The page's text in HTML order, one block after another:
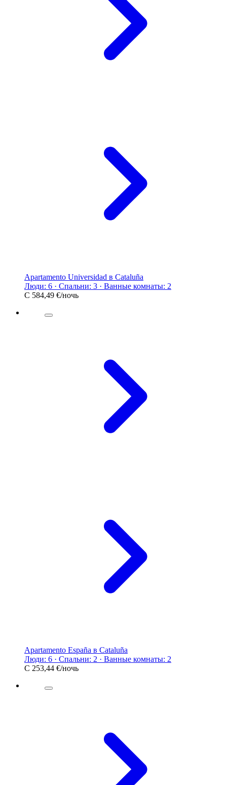
Apartamento Universidad в Cataluña
Люди: 6 · Спальни: 3 · Ванные комнаты: 2
С 584,49 €/ночь
Apartamento España в Cataluña
Люди: 6 · Спальни: 2 · Ванные комнаты: 2
С 253,44 €/ночь